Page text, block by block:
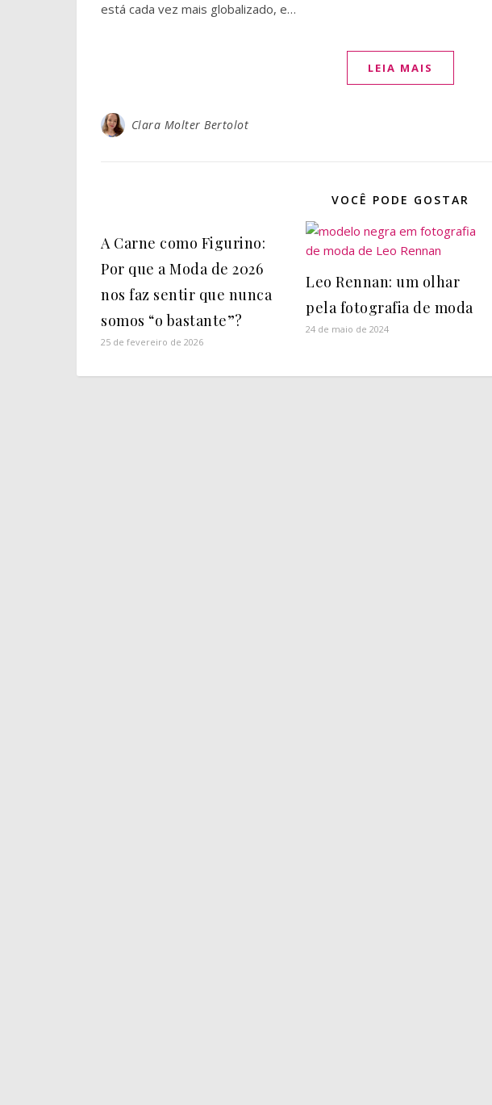
está cada vez mais globalizado, e…
LEIA MAIS
Clara Molter Bertolot
VOCÊ PODE GOSTAR
A Carne como Figurino:
Por que a Moda de 2026
nos faz sentir que nunca
somos “o bastante”?
25 de fevereiro de 2026
Leo Rennan: um olhar
pela fotografia de moda
24 de maio de 2024